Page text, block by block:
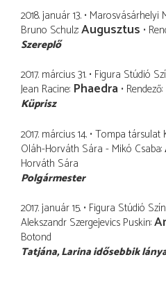
2018. január 13. Marosvásárhelyi
Bruno Schulz Augusztus
Szereplő
2017. március 31. Figura Stúdió
Jean Racine Phaedra Rendező
Küprisz
2017. március 14. Tompa társulat
Oláh-Horváth Sára - Mikó Csaba
Horváth Sára
Polgármester
2017. január 15. Figura Stúdió
Alekszandr Szergejevics Puskin
Botond
Tatjána Larina idősebbik